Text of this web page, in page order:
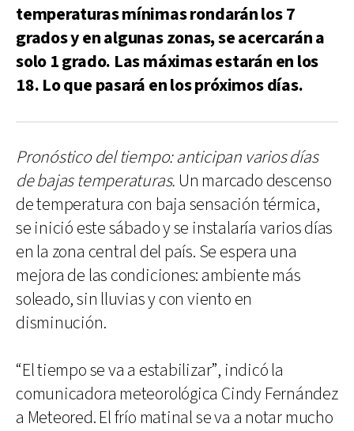
temperaturas mínimas rondarán los 7
grados y en algunas zonas, se acercarán a
solo 1 grado. Las máximas estarán en los
18. Lo que pasará en los próximos días.
Pronóstico del tiempo: anticipan varios días
de bajas temperaturas. Un marcado descenso
de temperatura con baja sensación térmica,
se inició este sábado y se instalaría varios días
en la zona central del país. Se espera una
mejora de las condiciones: ambiente más
soleado, sin lluvias y con viento en
disminución.
“El tiempo se va a estabilizar”, indicó la
comunicadora meteorológica Cindy Fernández
a Meteored. El frío matinal se va a notar mucho